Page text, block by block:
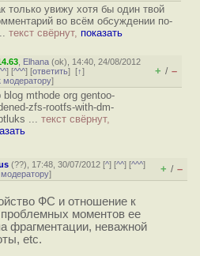
только увижу хотя бы один твой
во всём обсуждении по-
текст свёрнут, показать
Elhana (ok), 14:40, 24/08/2012
] [^^^] [ответить] [↑]
модератору]
+ / –
blog mthode org gentoo-
zfs-rootfs-with-dm-
... текст свёрнут,
(??), 17:48, 30/07/2012 [^] [^^] [^^^]
модератору] + / –
ФС и отношение к
моментов ее
фрагментации, неважной
etc.